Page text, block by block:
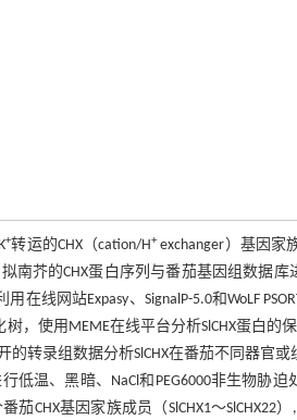
+转运的CHX（cation/H+exchanger）基因家
芥的CHX蛋白序列与番茄基因组数据库
在线网站Expasy、SignalP-5.0和WoLF
，使用MEME在线平台分析SlCHX蛋白的
转录组数据分析SlCHX在番茄不同器官或
温、黑暗、NaCl和PEG6000非生物胁迫
CHX基因家族成员（SlCHX1～SlCHX22